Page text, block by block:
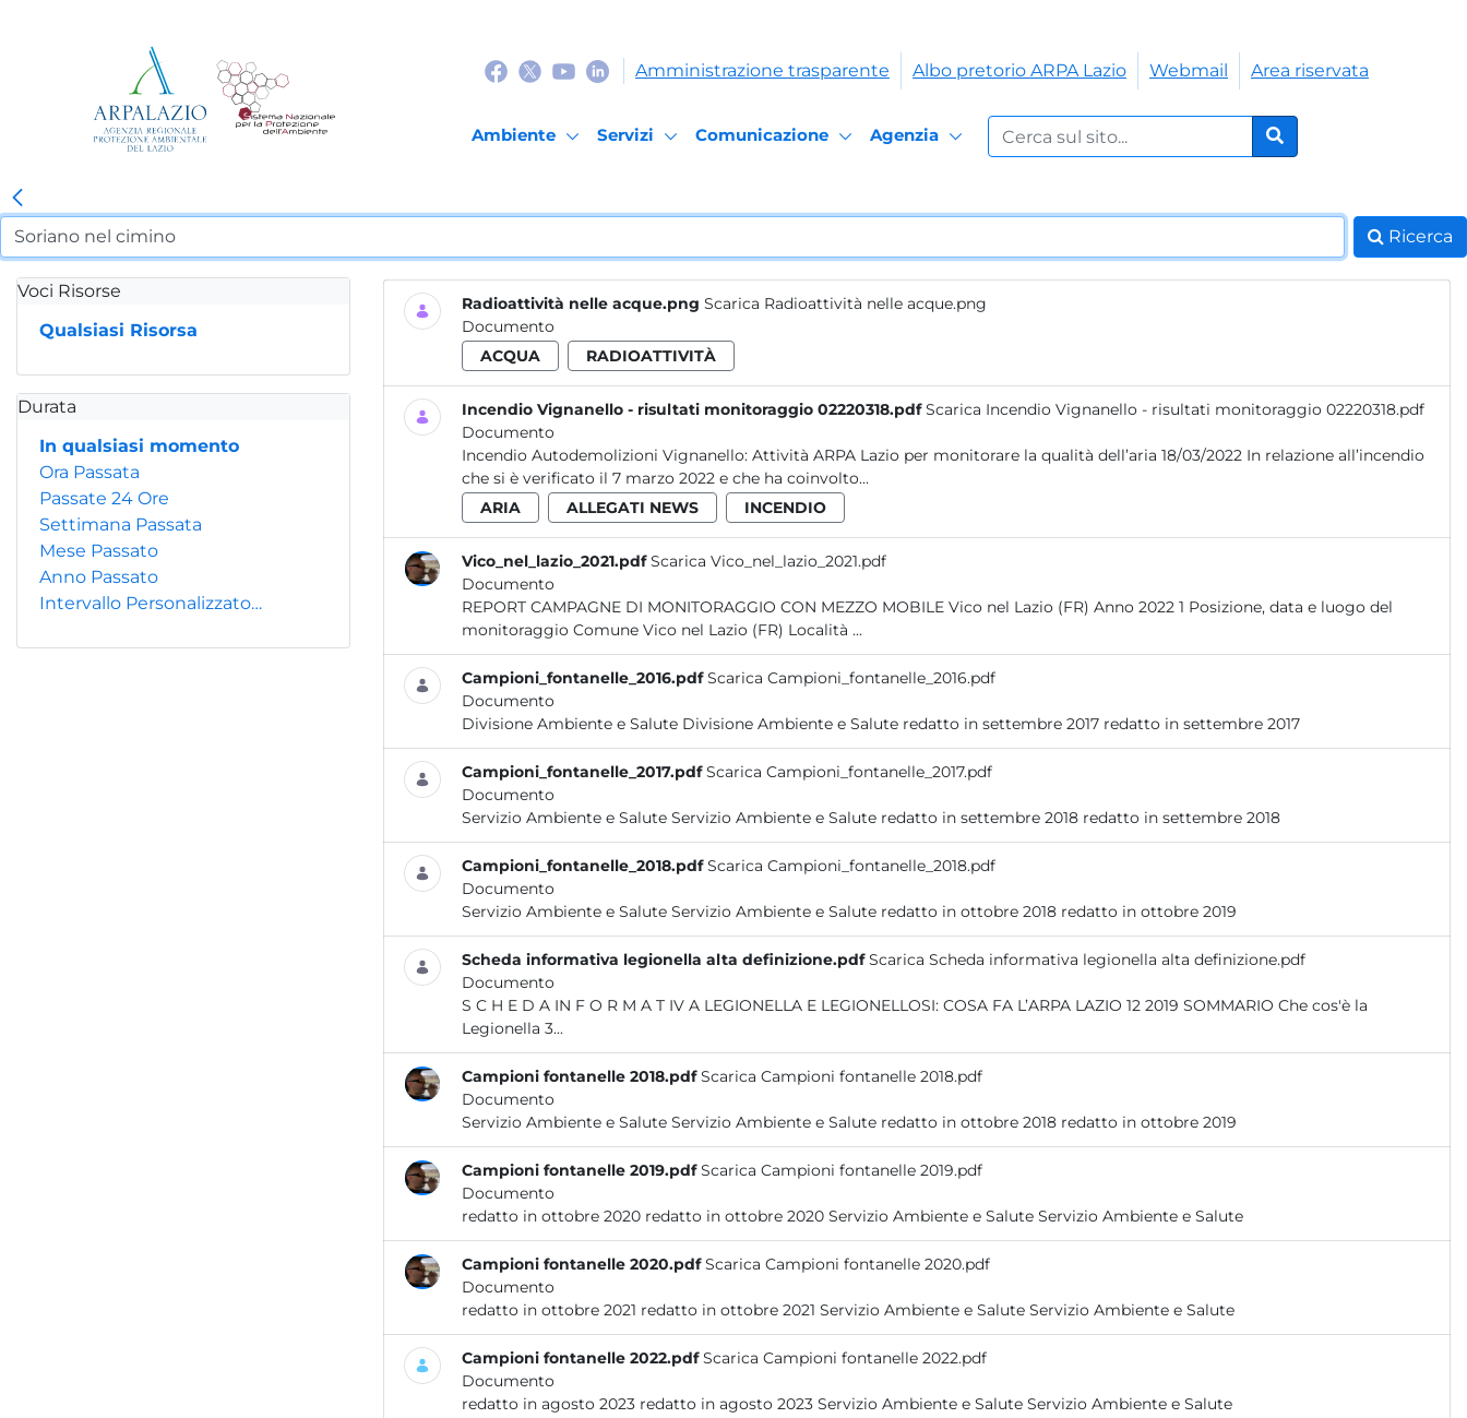
Amministrazione trasparente Albo pretorio ARPA Lazio Webmail Area riservata
Ambiente Servizi Comunicazione Agenzia
Cerca nel sito:
Cerca
Ricerca
Voci Risorse
Qualsiasi Risorsa
Durata
In qualsiasi momento
Ora Passata
Passate 24 Ore
Settimana Passata
Mese Passato
Anno Passato
Intervallo Personalizzato…
Radioattività nelle acque.png Scarica Radioattività nelle acque.png
Documento
ACQUA
RADIOATTIVITÀ
Incendio Vignanello - risultati monitoraggio 02220318.pdf Scarica Incendio Vignanello - risultati monitoraggio 02220318.pdf
Documento
Incendio Autodemolizioni Vignanello: Attività ARPA Lazio per monitorare la qualità dell’aria 18/03/2022 In relazione all’incendio
che si è verificato il 7 marzo 2022 e che ha coinvolto...
ARIA
ALLEGATI NEWS INCENDIO
Vico_nel_lazio_2021.pdf Scarica Vico_nel_lazio_2021.pdf
Documento
REPORT CAMPAGNE DI MONITORAGGIO CON MEZZO MOBILE Vico nel Lazio (FR) Anno 2022 1 Posizione, data e luogo del
monitoraggio Comune Vico nel Lazio (FR) Località ...
Campioni_fontanelle_2016.pdf Scarica Campioni_fontanelle_2016.pdf
Documento
Divisione Ambiente e Salute Divisione Ambiente e Salute redatto in settembre 2017 redatto in settembre 2017
Campioni_fontanelle_2017.pdf Scarica Campioni_fontanelle_2017.pdf
Documento
Servizio Ambiente e Salute Servizio Ambiente e Salute redatto in settembre 2018 redatto in settembre 2018
Campioni_fontanelle_2018.pdf Scarica Campioni_fontanelle_2018.pdf
Documento
Servizio Ambiente e Salute Servizio Ambiente e Salute redatto in ottobre 2018 redatto in ottobre 2019
Scheda informativa legionella alta definizione.pdf Scarica Scheda informativa legionella alta definizione.pdf
Documento
S C H E D A IN F O R M A T IV A LEGIONELLA E LEGIONELLOSI: COSA FA L’ARPA LAZIO 12 2019 SOMMARIO Che cos'è la
Legionella 3...
Campioni fontanelle 2018.pdf Scarica Campioni fontanelle 2018.pdf
Documento
Servizio Ambiente e Salute Servizio Ambiente e Salute redatto in ottobre 2018 redatto in ottobre 2019
Campioni fontanelle 2019.pdf Scarica Campioni fontanelle 2019.pdf
Documento
redatto in ottobre 2020 redatto in ottobre 2020 Servizio Ambiente e Salute Servizio Ambiente e Salute
Campioni fontanelle 2020.pdf Scarica Campioni fontanelle 2020.pdf
Documento
redatto in ottobre 2021 redatto in ottobre 2021 Servizio Ambiente e Salute Servizio Ambiente e Salute
Campioni fontanelle 2022.pdf Scarica Campioni fontanelle 2022.pdf
Documento
redatto in agosto 2023 redatto in agosto 2023 Servizio Ambiente e Salute Servizio Ambiente e Salute